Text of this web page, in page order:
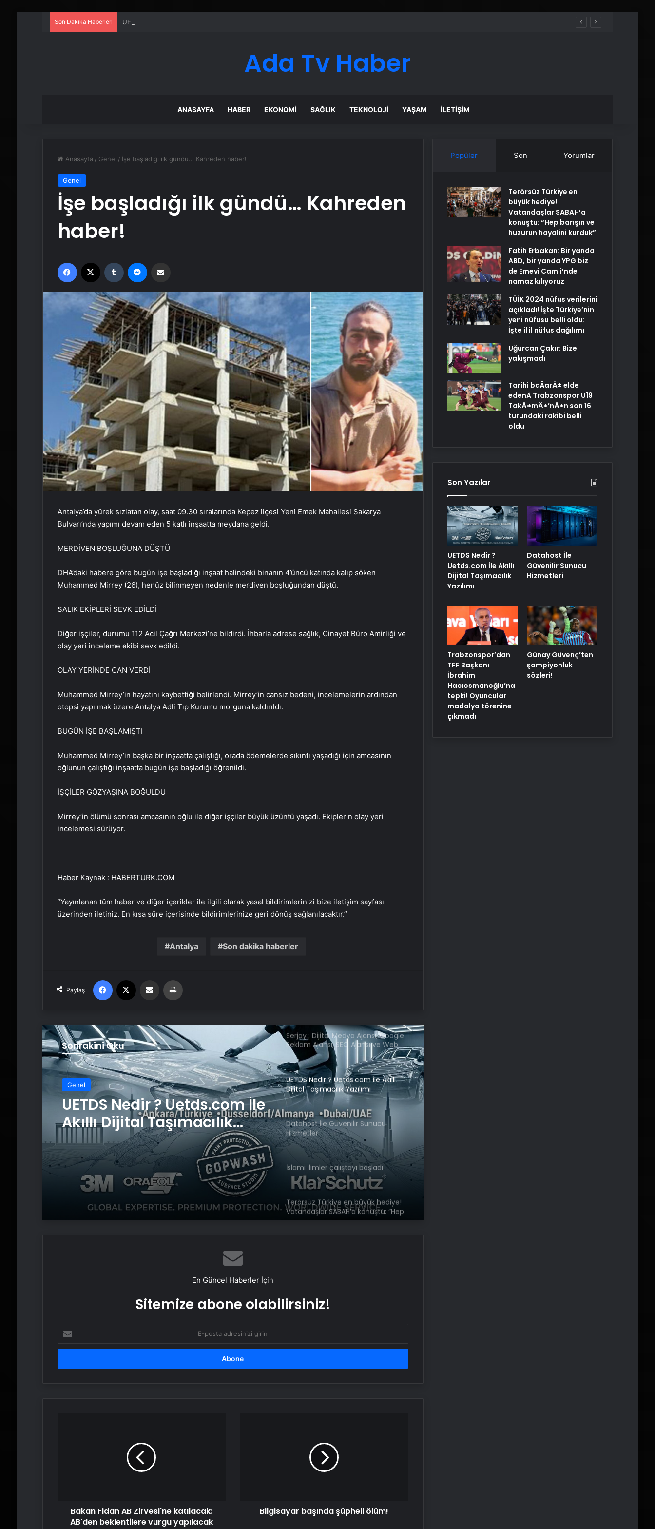
Son Dakika Haberleri UETDS Nedir ? Uetds.com İle Akıllı Dijital Taşımacılık Yazılımı
Ada Tv Haber
ANASAYFA HABER EKONOMI SAĞLIK TEKNOLOJI YAŞAM İLETIŞIM
Anasayfa / Genel / İşe başladığı ilk gündü… Kahreden haber!
Genel
İşe başladığı ilk gündü… Kahreden
haber!
Facebook Tumblr
Antalya’da yürek sızlatan olay, saat 09.30 sıralarında Kepez ilçesi Yeni Emek Mahallesi Sakarya
Bulvarı’nda yapımı devam eden 5 katlı inşaatta meydana geldi.
MERDİVEN BOŞLUĞUNA DÜŞTÜ
DHA’daki habere göre bugün işe başladığı inşaat halindeki binanın 4’üncü katında kalıp söken
Muhammed Mirrey (26), henüz bilinmeyen nedenle merdiven boşluğundan düştü.
SALIK EKİPLERİ SEVK EDİLDİ
Diğer işçiler, durumu 112 Acil Çağrı Merkezi’ne bildirdi. İhbarla adrese sağlık, Cinayet Büro Amirliği ve
olay yeri inceleme ekibi sevk edildi.
OLAY YERİNDE CAN VERDİ
Muhammed Mirrey’in hayatını kaybettiği belirlendi. Mirrey’in cansız bedeni, incelemelerin ardından
otopsi yapılmak üzere Antalya Adli Tıp Kurumu morguna kaldırıldı.
BUGÜN İŞE BAŞLAMIŞTI
Muhammed Mirrey’in başka bir inşaatta çalıştığı, orada ödemelerde sıkıntı yaşadığı için amcasının
oğlunun çalıştığı inşaatta bugün işe başladığı öğrenildi.
İŞÇİLER GÖZYAŞINA BOĞULDU
Mirrey’in ölümü sonrası amcasının oğlu ile diğer işçiler büyük üzüntü yaşadı. Ekiplerin olay yeri
incelemesi sürüyor.
Haber Kaynak : HABERTURK.COM
“Yayınlanan tüm haber ve diğer içerikler ile ilgili olarak yasal bildirimlerinizi bize iletişim sayfası
üzerinden iletiniz. En kısa süre içerisinde bildirimlerinize geri dönüş sağlanılacaktır.”
Antalya Son dakika haberler
Paylaş
Facebook Email'den paylaş
Sonrakini Oku
Genel
UETDS Nedir ? Uetds.com İle
Akıllı Dijital Taşımacılık
Yazılımı
T.C. BAKIRKÖY 1. ASLİYE CEZA
Ormanın kıyısında çevre katliamı
Gaziantep merkezli FETÖ
Serjoy : Dijital Medya Ajansı, Google
Reklam Ajansı, SEO Ajansı ve Web
Tasarım Ajansı
UETDS Nedir ? Uetds.com İle Akıllı
Dijital Taşımacılık Yazılımı
Datahost İle Güvenilir Sunucu
Hizmetleri
İslami ilimler çalıştayı başladı
Terörsüz Türkiye en büyük hediye!
Vatandaşlar SABAH’a konuştu: “Hep
barışın ve huzurun hayalini kurduk”
kurumadıkça rahat olamayız
Gaziantep merkezli FETÖ
Serjoy : Dijital Medya Ajansı, Google
Reklam Ajansı, SEO Ajansı ve Web
Dijital Taşımacılık Yazılımı
En Güncel Haberler İçin
Sitemize abone olabilirsiniz!
posta
adresinizi
Bakan Fidan AB Zirvesi'ne katılacak:
AB'den beklentilere vurgu yapılacak
Bilgisayar başında şüpheli ölüm!
Popüler Son Yorumlar
Terörsüz Türkiye en
büyük hediye!
Vatandaşlar SABAH’a
konuştu: “Hep barışın ve
huzurun hayalini kurduk”
Fatih Erbakan: Bir yanda
ABD, bir yanda YPG biz
de Emevi Camii’nde
namaz kılıyoruz
TÜİK 2024 nüfus verilerini
açıkladı! İşte Türkiye’nin
yeni nüfusu belli oldu:
İşte il il nüfus dağılımı
Uğurcan Çakır: Bize
yakışmadı
Tarihi baÅarÄ± elde
edenÂ Trabzonspor U19
TakÄ±mÄ±’nÄ±n son 16
turundaki rakibi belli
oldu
Son Yazılar
UETDS Nedir ?
Uetds.com İle Akıllı
Dijital Taşımacılık
Yazılımı
Datahost İle
Güvenilir Sunucu
Hizmetleri
Trabzonspor’dan
TFF Başkanı
İbrahim
Hacıosmanoğlu’na
tepki! Oyuncular
madalya törenine
çıkmadı
Günay Güvenç’ten
şampiyonluk
sözleri!